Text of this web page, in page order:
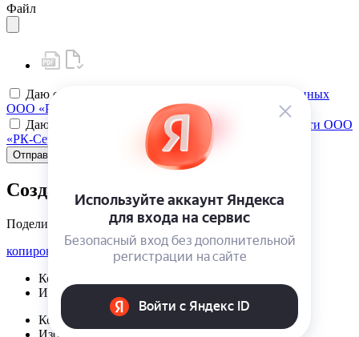
Файл
Даю своё
согласие на обработку персональных данных
ООО «РК-Сервис»
Даю своё
согласие на политику конфиденциальности ООО
«РК-Сервис»
Отправить
Создать карту клиента
Поделиться
копировать ссылку
Корзина | {{ cart.items.value.length }}
Избранное | {{ initData.favoriteProducts.length }}
Корзина | {{ cart.items.value.length }}
Избранное | {{ initData.favoriteProducts.length }}